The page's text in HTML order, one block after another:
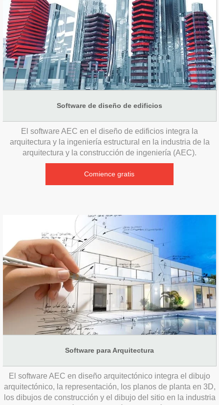
Software de diseño de edificios
El software AEC en el diseño de edificios integra la
arquitectura y la ingeniería estructural en la industria de la
arquitectura y la construcción de ingeniería (AEC).
Comience gratis
Software para Arquitectura
El software AEC en diseño arquitectónico integra el dibujo
arquitectónico, la representación, los planos de planta en 3D,
los dibujos de construcción y el dibujo del sitio en la industria